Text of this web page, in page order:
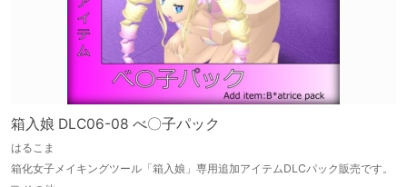
箱入娘 DLC06-08 べ〇子パック
はるこま
箱化女子メイキングツール「箱入娘」専用追加アイテムDLCパック販売です。